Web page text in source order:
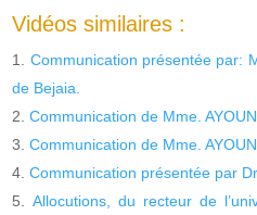
Vidéos similaires :
Communication présentée par:
de Bejaia.
Communication de Mme.
Communication de Mme.
Communication présentée par
Allocutions, du recteur de